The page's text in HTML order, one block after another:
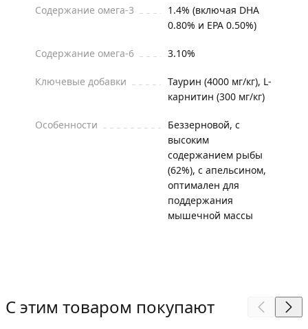
Содержание омега-3
1.4% (включая DHA
0.80% и EPA 0.50%)
Содержание омега-6 3.10%
Ключевые добавки
Таурин (4000 мг/кг), L-
карнитин (300 мг/кг)
Особенности
Беззерновой, с
высоким
содержанием рыбы
(62%), с апельсином,
оптимален для
поддержания
мышечной массы
С этим товаром покупают